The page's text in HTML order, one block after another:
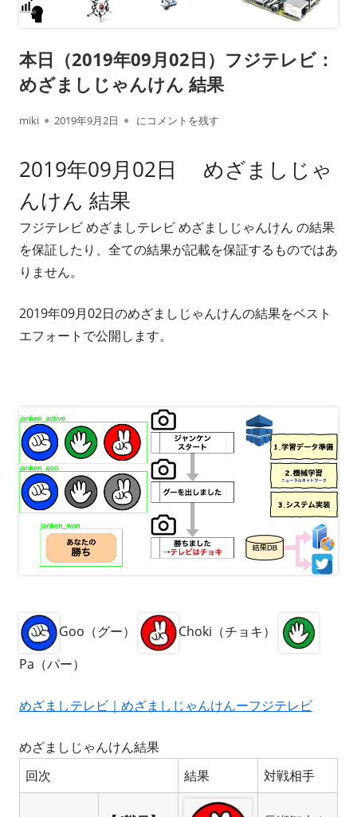
本日（2019年09月02日）フジテレビ：
めざましじゃんけん 結果
作
者
miki
公
日
2019年9月2日 本日（2019年09月02日）フジテレビ： めざま
にコメントを残す
2019年09月02日 めざましじゃ
んけん 結果
フジテレビ めざましテレビ めざましじゃんけん の結果
を保証したり、全ての結果が記載を保証するものではあ
りません。
2019年09月02日のめざましじゃんけんの結果をベスト
エフォートで公開します。
Goo（グー）
Choki（チョキ）
Pa（パー）
めざましテレビ｜めざましじゃんけんーフジテレビ
めざましじゃんけん結果
回次
結果 対戦相手